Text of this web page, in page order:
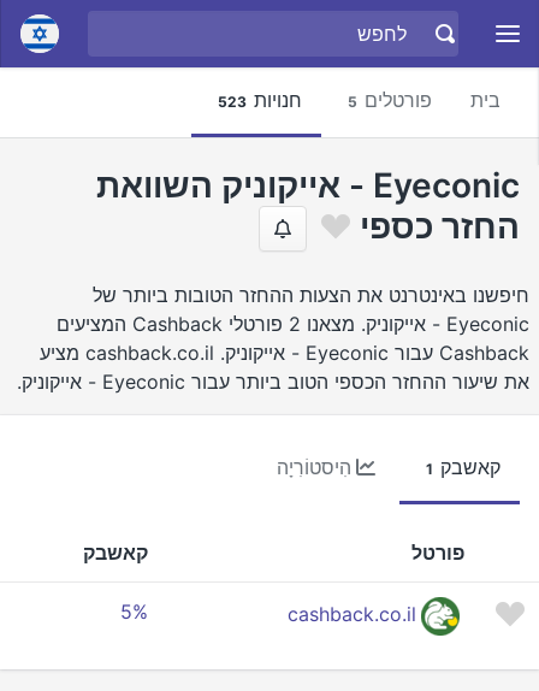
בית פורטלים 5 חנויות 523
Eyeconic - אייקוניק השוואת
החזר כספי
חיפשנו באינטרנט את הצעות ההחזר הטובות ביותר של
Eyeconic - אייקוניק. מצאנו 2 פורטלי Cashback המציעים
Cashback עבור Eyeconic - אייקוניק. cashback.co.il מציע
את שיעור ההחזר הכספי הטוב ביותר עבור Eyeconic - אייקוניק.
קאשבק 1 הִיסטוֹרִיָה
פורטל קאשבק
cashback.co.il
5%